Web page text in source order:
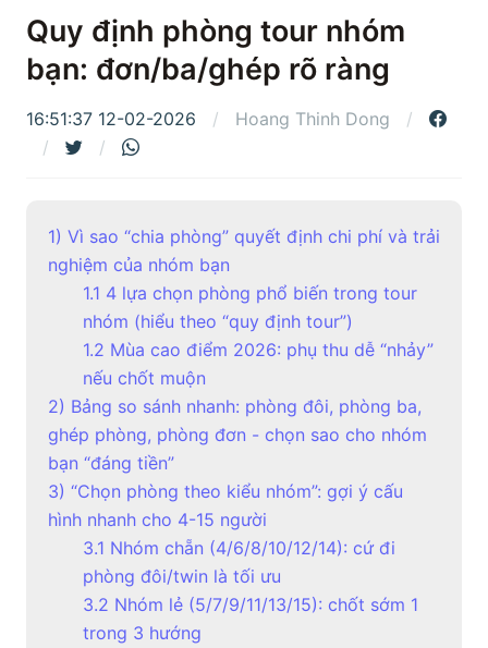
Quy định phòng tour nhóm
bạn: đơn/ba/ghép rõ ràng
16:51:37 12-02-2026 Hoang Thinh Dong
1) Vì sao “chia phòng” quyết định chi phí và trải
nghiệm của nhóm bạn
1.1 4 lựa chọn phòng phổ biến trong tour
nhóm (hiểu theo “quy định tour”)
1.2 Mùa cao điểm 2026: phụ thu dễ “nhảy”
nếu chốt muộn
2) Bảng so sánh nhanh: phòng đôi, phòng ba,
ghép phòng, phòng đơn - chọn sao cho nhóm
bạn “đáng tiền”
3) “Chọn phòng theo kiểu nhóm”: gợi ý cấu
hình nhanh cho 4-15 người
3.1 Nhóm chẵn (4/6/8/10/12/14): cứ đi
phòng đôi/twin là tối ưu
3.2 Nhóm lẻ (5/7/9/11/13/15): chốt sớm 1
trong 3 hướng